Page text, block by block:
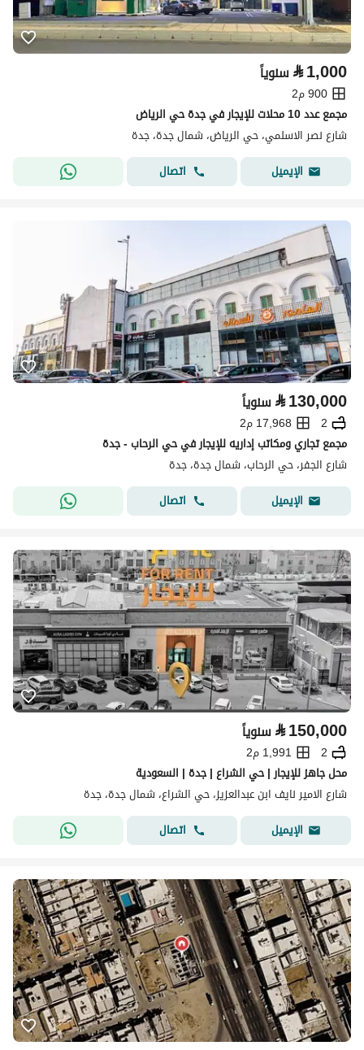
⃁1,000 سنوياً
900 م2
مجمع عدد 10 محلات للإيجار في جدة حي الرياض
شارع نصر الاسلمي، حي الرياض، شمال جدة، جدة
الإيميل
اتصال
⃁130,000 سنوياً
2
17,968 م2
مجمع تجاري ومكاتب إداريه للإيجار في حي الرحاب - جدة
شارع الجفر، حي الرحاب، شمال جدة، جدة
الإيميل
اتصال
⃁150,000 سنوياً
2
1,991 م2
محل جاهز للإيجار | حي الشراع | جدة | السعودية
شارع الامير نايف ابن عبدالعزيز، حي الشراع، شمال جدة، جدة
الإيميل
اتصال